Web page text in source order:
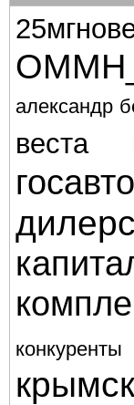
александр
веста
конкуренты